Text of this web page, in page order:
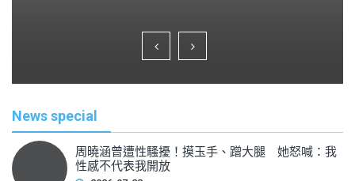
b
o
k
ar
e
News special
周曉涵曾遭性騷擾！摸玉手、蹭大腿 她怒喊：我
性感不代表我開放